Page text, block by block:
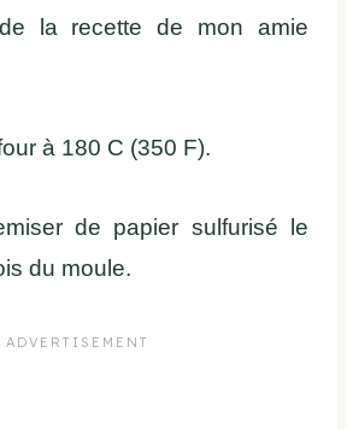
la recette de mon amie
à 180 C (350 F).
de papier sulfurisé le
du moule.